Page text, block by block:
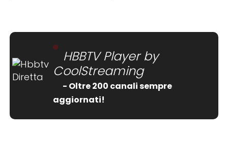
HBBTV Player by
CoolStreaming
- Oltre 200 canali sempre
aggiornati!